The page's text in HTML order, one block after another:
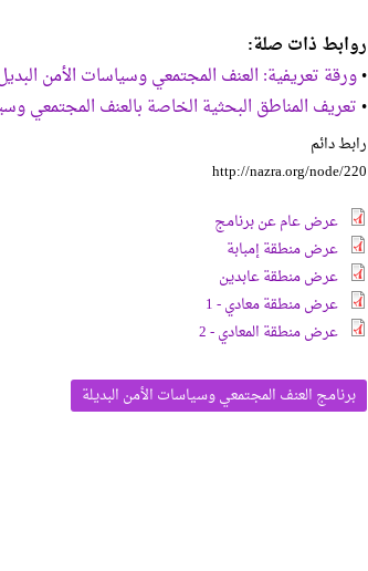
روابط ذات صلة:
•ورقة تعريفية: العنف المجتمعي وسياسات الأمن
• تعريف المناطق البحثية الخاصة بالعنف المجتمعي
رابط دائم
http://nazra.org/node/220
عرض عام عن برنامج
عرض منطقة إمبابة
عرض منطقة عابدين
عرض منطقة معادي - 1
عرض منطقة المعادي - 2
برنامج العنف المجتمعي وسياسات الأمن البديلة